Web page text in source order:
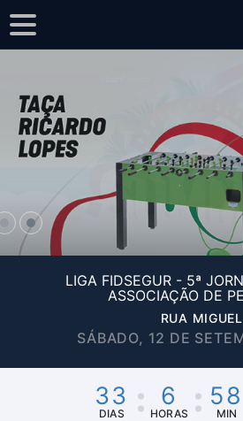
LIGA FIDSEGUR - 5ª
ASSOCIAÇÃO DE
RUA
SÁBADO, 12 DE
33
DIAS
6
HORAS
58
MIN